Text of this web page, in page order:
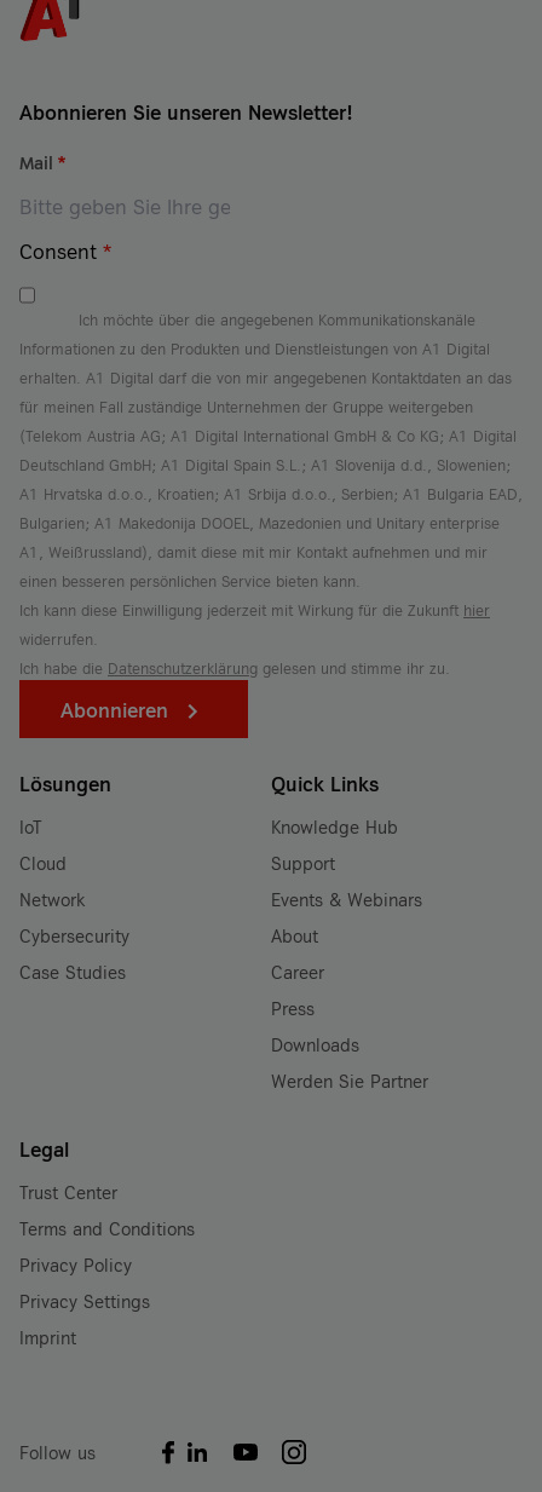
Abonnieren Sie unseren Newsletter!
Mail *
Consent *
Ich möchte über die angegebenen Kommunikationskanäle
Informationen zu den Produkten und Dienstleistungen von A1 Digital
erhalten. A1 Digital darf die von mir angegebenen Kontaktdaten an das
für meinen Fall zuständige Unternehmen der Gruppe weitergeben
(Telekom Austria AG; A1 Digital International GmbH & Co KG; A1 Digital
Deutschland GmbH; A1 Digital Spain S.L.; A1 Slovenija d.d., Slowenien;
A1 Hrvatska d.o.o., Kroatien; A1 Srbija d.o.o., Serbien; A1 Bulgaria EAD,
Bulgarien; A1 Makedonija DOOEL, Mazedonien und Unitary enterprise
A1, Weißrussland), damit diese mit mir Kontakt aufnehmen und mir
einen besseren persönlichen Service bieten kann.
Ich kann diese Einwilligung jederzeit mit Wirkung für die Zukunft hier
widerrufen.
Ich habe die Datenschutzerklärung gelesen und stimme ihr zu.
Abonnieren
Lösungen
IoT
Cloud
Network
Cybersecurity
Case Studies
Quick Links
Knowledge Hub
Support
Events & Webinars
About
Career
Press
Downloads
Werden Sie Partner
Legal
Trust Center
Terms and Conditions
Privacy Policy
Privacy Settings
Imprint
Follow us